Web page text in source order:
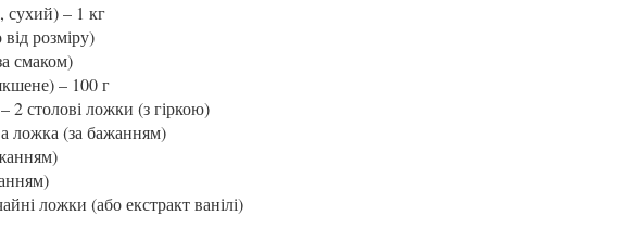
– 1 кг
розміру)
смаком)
– 100 г
2 столові ложки (з гіркою)
ложка (за бажанням)
ложки (або екстракт ванілі)